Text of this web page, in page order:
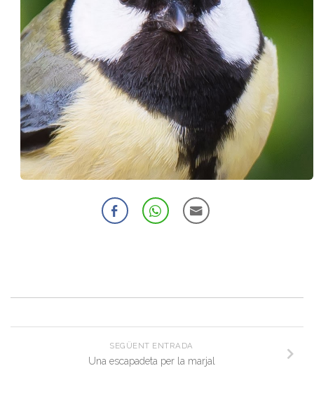
SEGÜENT ENTRADA
Una escapadeta per la marjal